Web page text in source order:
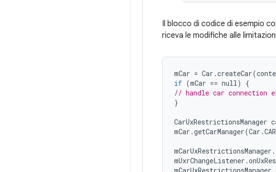
Il blocco di codice di esempio
riceva le modifiche alle
mCar = Car .createCar(
if (mCar == null)
{
// handle car connection
}
CarUxRestrictionsManager
mCar .getCarManager(Car .
mCarUxRestrictionsManager .
mUxrChangeListener .